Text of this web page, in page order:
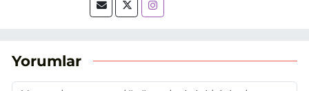
tarihinde, Grafik Tasarım alanında staj
adım attım.
Yorumlar